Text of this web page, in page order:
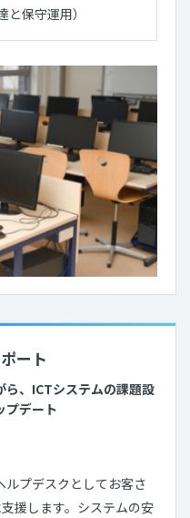
と保守運用）
ート
ら、ICTシステムの課題設
プデート
プデスクとしてお客さ
援します。システムの安